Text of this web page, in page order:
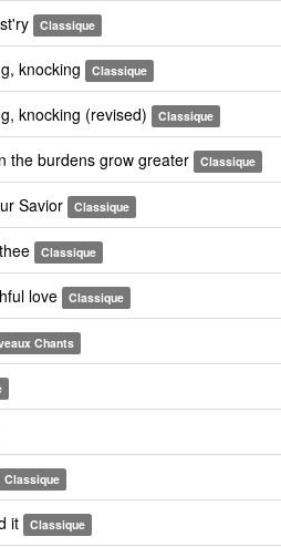
Classique
knocking Classique
knocking (revised) Classique
the burdens grow greater Classique
Savior Classique
Classique
love Classique
Chants
Classique
it Classique